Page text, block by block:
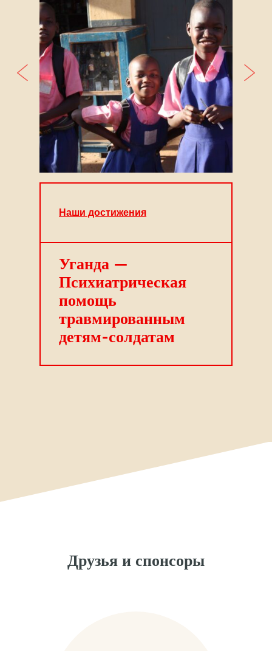
Уганда —
Психиатрическая
помощь
травмированным
детям-солдатам
Наши достижения
Друзья и спонсоры